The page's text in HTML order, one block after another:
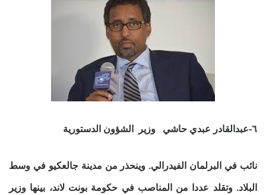
٦-عبدالقادر عبدي حاشي وزير الشؤون الدستورية
نائب في البرلمان الفيدرالي. وينحذر من مدينة جالعكيو في وسط
البلاد. وتقلد عددا من المناصب في حكومة بونت لاند، بينها وزير